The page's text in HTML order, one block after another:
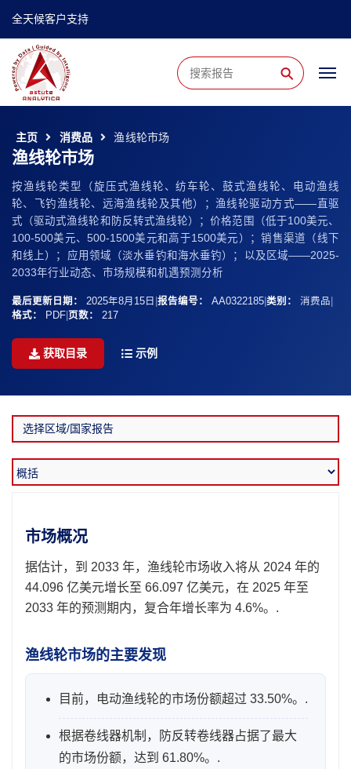
全天候客户支持
⚲
主页 消费品 渔线轮市场
渔线轮市场
按渔线轮类型（旋压式渔线轮、纺车轮、鼓式渔线轮、电动渔线
轮、飞钓渔线轮、远海渔线轮及其他）；渔线轮驱动方式——直驱
式（驱动式渔线轮和防反转式渔线轮）；价格范围（低于100美元、
100-500美元、500-1500美元和高于1500美元）；销售渠道（线下
和线上）；应用领域（淡水垂钓和海水垂钓）；以及区域——2025-
2033年行业动态、市场规模和机遇预测分析
最后更新日期： 2025年8月15日 报告编号： AA0322185 类别： 消费品
格式：
PDF 页数： 217
获取目录 示例
市场概况
据估计，到 2033 年，渔线轮市场收入将从 2024 年的
44.096 亿美元增长至 66.097 亿美元，在 2025 年至
2033 年的预测期内，复合年增长率为 4.6%。.
渔线轮市场的主要发现
目前，电动渔线轮的市场份额超过 33.50%。.
根据卷线器机制，防反转卷线器占据了最大
的市场份额，达到 61.80%。.